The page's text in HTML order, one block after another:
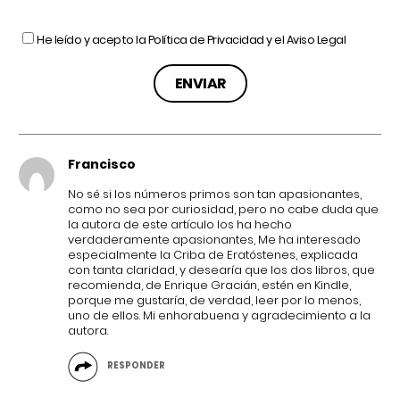
He leído y acepto laPolítica de Privacidady elAviso Legal
Francisco
No sé si los números primos son tan apasionantes,
como no sea por curiosidad, pero no cabe duda que
la autora de este artículo los ha hecho
verdaderamente apasionantes, Me ha interesado
especialmente la Criba de Eratóstenes, explicada
con tanta claridad, y desearía que los dos libros, que
recomienda, de Enrique Gracián, estén en Kindle,
porque me gustaría, de verdad, leer por lo menos,
uno de ellos. Mi enhorabuena y agradecimiento a la
autora.
RESPONDER